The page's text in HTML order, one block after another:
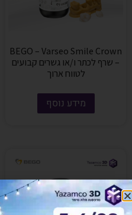
BEGO – Varseo Smile Crown
– שרף לכתר ו/או גשרים קבועים
לטווח ארוך
מידע נוסף